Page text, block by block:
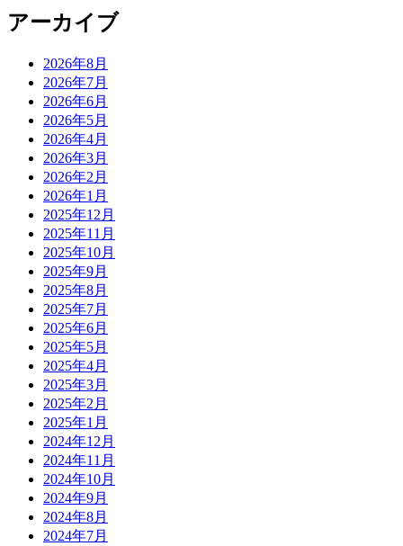
アーカイブ
2026年8月
2026年7月
2026年6月
2026年5月
2026年4月
2026年3月
2026年2月
2026年1月
2025年12月
2025年11月
2025年10月
2025年9月
2025年8月
2025年7月
2025年6月
2025年5月
2025年4月
2025年3月
2025年2月
2025年1月
2024年12月
2024年11月
2024年10月
2024年9月
2024年8月
2024年7月